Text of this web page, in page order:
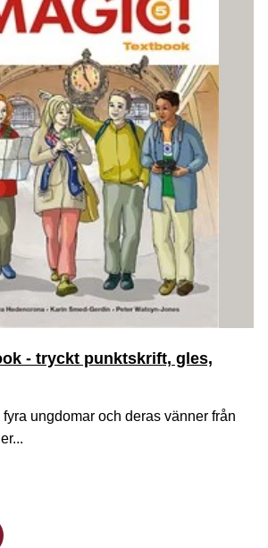
- tryckt punktskrift, gles,
fyra ungdomar och deras vänner från